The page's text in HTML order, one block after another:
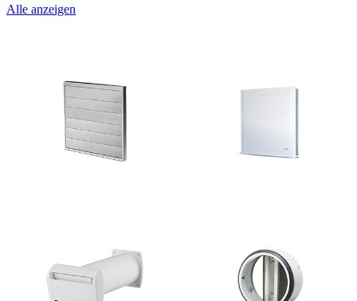
Alle anzeigen